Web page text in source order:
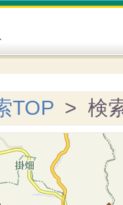
TOP > 検